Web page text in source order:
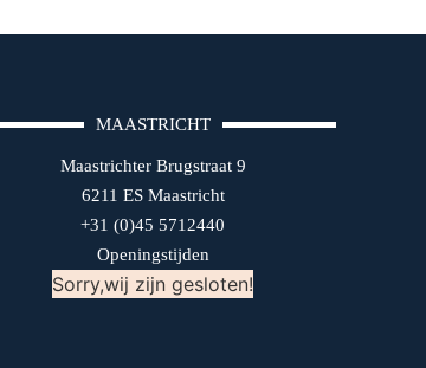
MAASTRICHT
Maastrichter Brugstraat 9
6211 ES Maastricht
+31 (0)45 5712440
Openingstijden
Sorry,wij zijn gesloten!